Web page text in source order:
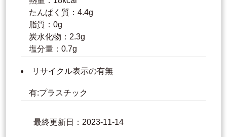
たんぱく質：4.4g
脂質：0g
炭水化物：2.3g
塩分量：0.7g
リサイクル表示の有無
有:プラスチック
最終更新日：2023-11-14